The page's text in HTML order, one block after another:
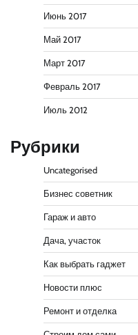
Июнь 2017
Май 2017
Март 2017
Февраль 2017
Июль 2012
Рубрики
Uncategorised
Бизнес советник
Гараж и авто
Дача, участок
Как выбрать гаджет
Новости плюс
Ремонт и отделка